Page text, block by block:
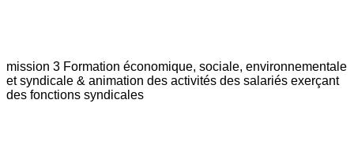
mission 3 Formation économique, sociale, environnementale
et syndicale & animation des activités des salariés exerçant
des fonctions syndicales